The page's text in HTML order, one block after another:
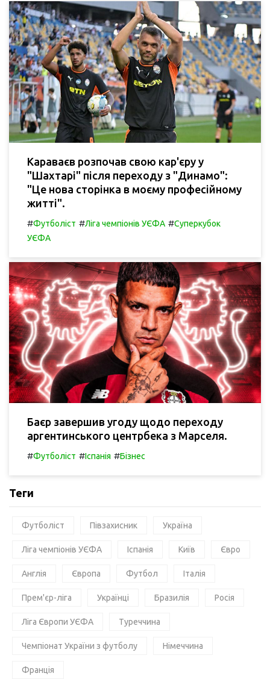
Караваєв розпочав свою кар'єру у
"Шахтарі" після переходу з "Динамо":
"Це нова сторінка в моєму професійному
житті".
#Футболіст #Ліга чемпіонів УЄФА #Суперкубок
УЄФА
Баєр завершив угоду щодо переходу
аргентинського центрбека з Марселя.
#Футболіст #Іспанія #Бізнес
Теги
Футболіст Півзахисник Україна
Ліга чемпіонів УЄФА Іспанія Київ Євро
Англія Європа Футбол Італія
Прем'єр-ліга Українці Бразилія Росія
Ліга Європи УЄФА Туреччина
Чемпіонат України з футболу Німеччина
Франція